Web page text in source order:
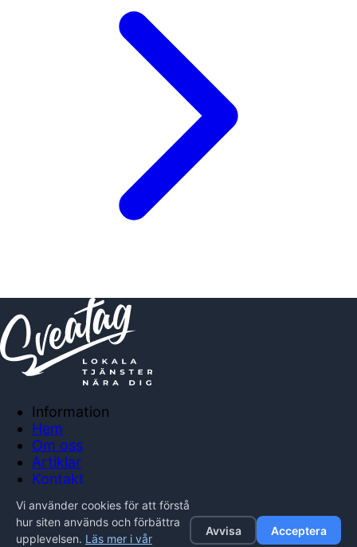
Information
Hem
Om oss
Artiklar
Kontakt
Integritetspolicy
Vi använder cookies för att förstå
hur siten används och förbättra
upplevelsen. Läs mer i vår
Avvisa Acceptera